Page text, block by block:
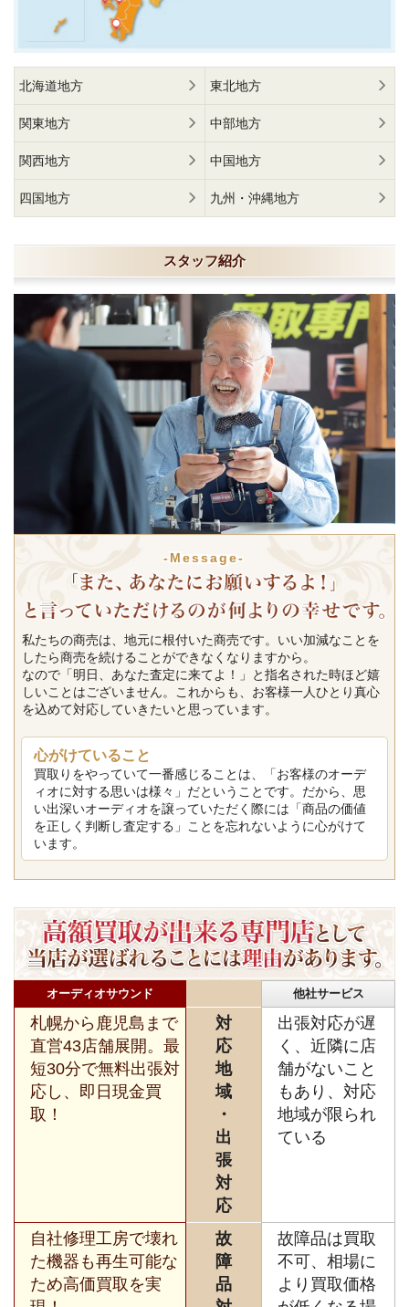
北海道地方 東北地方
関東地方 中部地方
関西地方 中国地方
四国地方 九州・沖縄地方
スタッフ紹介
-Message-
私たちの商売は、地元に根付いた商売です。いい加減なことを
したら商売を続けることができなくなりますから。
なので「明日、あなた査定に来てよ！」と指名された時ほど嬉
しいことはございません。これからも、お客様一人ひとり真心
を込めて対応していきたいと思っています。
心がけていること
買取りをやっていて一番感じることは、「お客様のオーデ
ィオに対する思いは様々」だということです。だから、思
い出深いオーディオを譲っていただく際には「商品の価値
を正しく判断し査定する」ことを忘れないように心がけて
います。
オーディオサウンド 他社サービス
札幌から鹿児島まで
直営43店舗展開。最
短30分で無料出張対
応し、即日現金買
取！
対
応
地
域
・
出
張
対
応
出張対応が遅
く、近隣に店
舗がないこと
もあり、対応
地域が限られ
ている
自社修理工房で壊れ
た機器も再生可能な
ため高価買取を実
故
障
品
故障品は買取
不可、相場に
より買取価格